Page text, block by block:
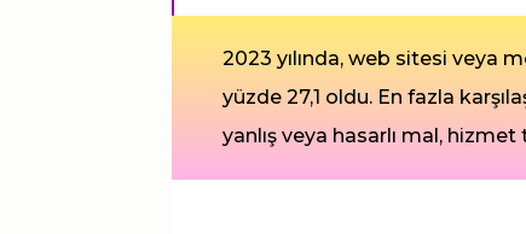
2023 yılında, web sitesi veya
yüzde 27,1 oldu. En fazla
yanlış veya hasarlı mal,